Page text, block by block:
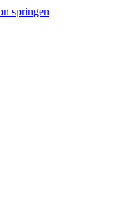
springen